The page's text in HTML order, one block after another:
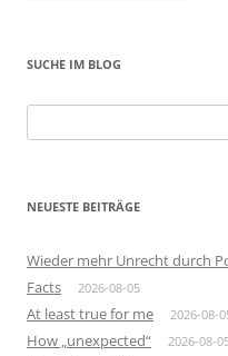
SUCHE IM BLOG
nach:
NEUESTE BEITRÄGE
Wieder mehr Unrecht durch
Facts 2026-08-05
At least true for me 2026-08-
How „unexpected“ 2026-08-